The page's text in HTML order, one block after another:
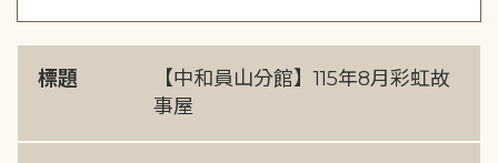
標題
【中和員山分館】115年8月彩虹故
事屋